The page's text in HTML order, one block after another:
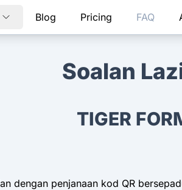
Blog Pricing FAQ
Soalan
TIGER
dengan penjanaan kod QR